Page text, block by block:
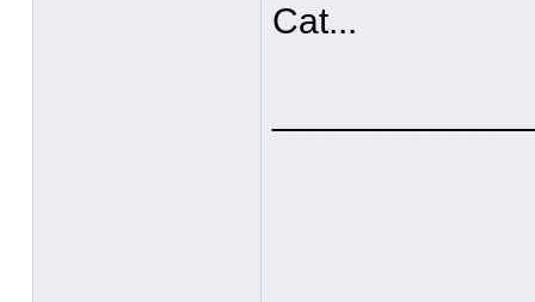
Cat...